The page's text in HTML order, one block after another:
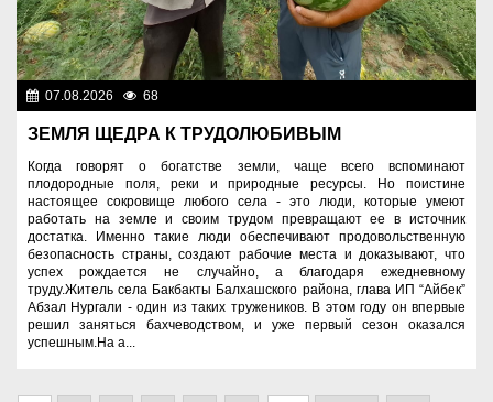
07.08.2026 68
ЗЕМЛЯ ЩЕДРА К ТРУДОЛЮБИВЫМ
Когда говорят о богатстве земли, чаще всего вспоминают
плодородные поля, реки и природные ресурсы. Но поистине
настоящее сокровище любого села - это люди, которые умеют
работать на земле и своим трудом превращают ее в источник
достатка. Именно такие люди обеспечивают продовольственную
безопасность страны, создают рабочие места и доказывают, что
успех рождается не случайно, а благодаря ежедневному
труду.Житель села Бакбакты Балхашского района, глава ИП “Айбек”
Абзал Нургали - один из таких тружеников. В этом году он впервые
решил заняться бахчеводством, и уже первый сезон оказался
успешным.На а...